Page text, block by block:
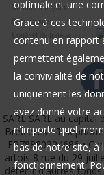
Mentions légales
Plan du site
Logiciel de transaction
SARL SARL au capital
Brebières •
FR78880324686 •
artois 8 rue du 29
détenir d'autres
optimale et une
Grace à ces
contenu en rapport
permettent
la convivialité de
uniquement les
avez donné votre
n'importe quel
bas de notre site, à
fonctionnement.